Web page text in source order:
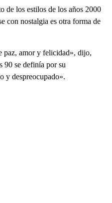
de los estilos de los años 2000
con nostalgia es otra forma de
paz, amor y felicidad», dijo,
90 se definía por su
y despreocupado».